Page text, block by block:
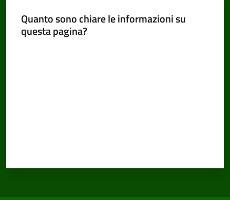
argomenti...
Quanto sono chiare le informazioni su
questa pagina?